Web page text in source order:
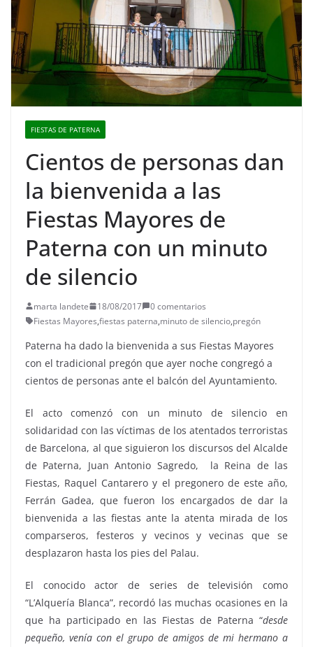
FIESTAS DE PATERNA
Cientos de personas dan
la bienvenida a las
Fiestas Mayores de
Paterna con un minuto
de silencio
marta landete 18/08/2017
0 comentarios
Fiestas Mayores,fiestas paterna,minuto de silencio,pregón
Paterna ha dado la bienvenida a sus Fiestas Mayores
con el tradicional pregón que ayer noche congregó a
cientos de personas ante el balcón del Ayuntamiento.
El acto comenzó con un minuto de silencio en
solidaridad con las víctimas de los atentados terroristas
de Barcelona, al que siguieron los discursos del Alcalde
de Paterna, Juan Antonio Sagredo, la Reina de las
Fiestas, Raquel Cantarero y el pregonero de este año,
Ferrán Gadea, que fueron los encargados de dar la
bienvenida a las fiestas ante la atenta mirada de los
comparseros, festeros y vecinos y vecinas que se
desplazaron hasta los pies del Palau.
El conocido actor de series de televisión como
“L’Alquería Blanca”, recordó las muchas ocasiones en la
que ha participado en las Fiestas de Paterna “desde
pequeño, venía con el grupo de amigos de mi hermano a